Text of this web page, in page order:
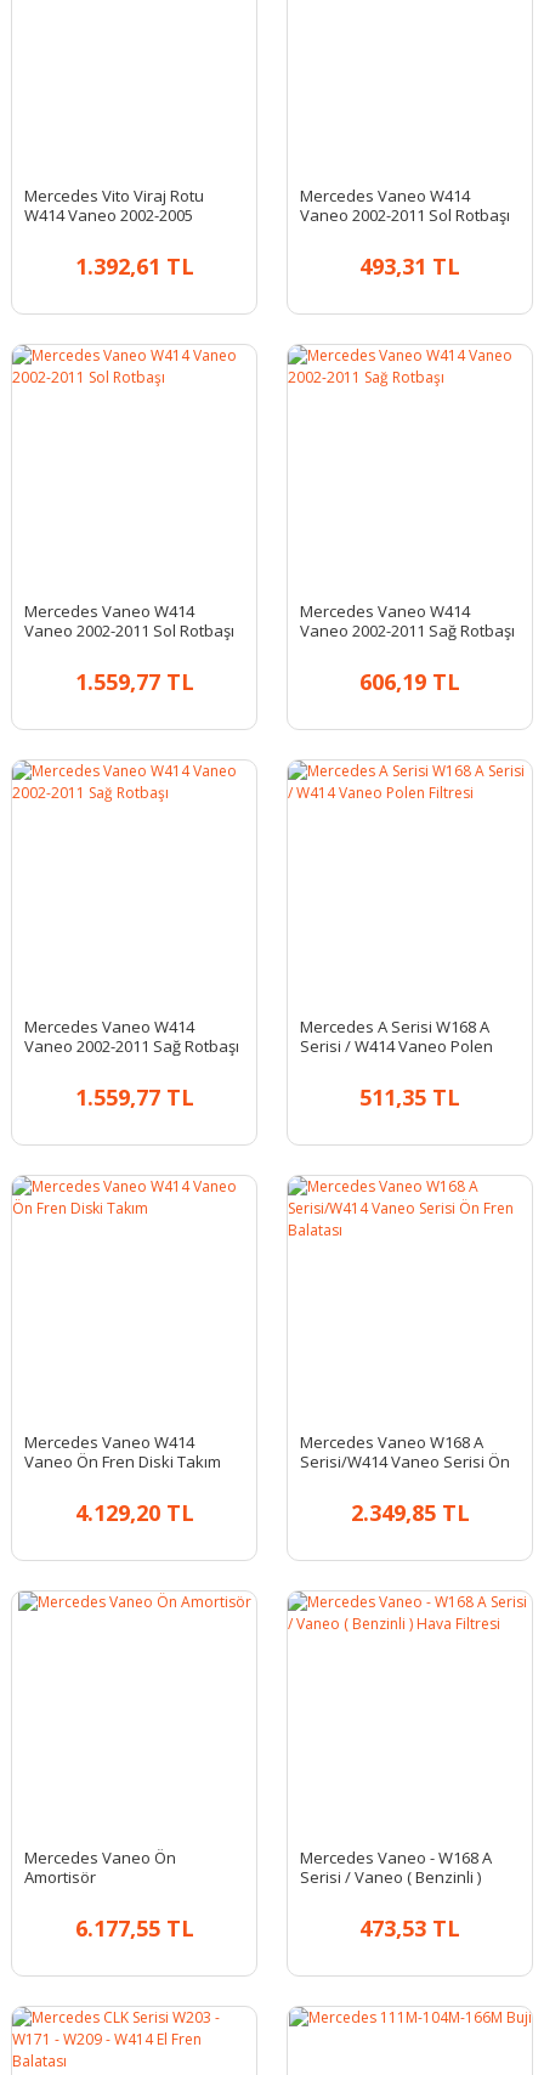
Mercedes Vito Viraj Rotu
W414 Vaneo 2002-2005
1.392,61 TL
Mercedes Vaneo W414
Vaneo 2002-2011 Sol Rotbaşı
493,31 TL
Mercedes Vaneo W414
Vaneo 2002-2011 Sol Rotbaşı
1.559,77 TL
Mercedes Vaneo W414
Vaneo 2002-2011 Sağ Rotbaşı
606,19 TL
Mercedes Vaneo W414
Vaneo 2002-2011 Sağ Rotbaşı
1.559,77 TL
Mercedes A Serisi W168 A
Serisi / W414 Vaneo Polen
511,35 TL
Mercedes Vaneo W414
Vaneo Ön Fren Diski Takım
4.129,20 TL
Mercedes Vaneo W168 A
Serisi/W414 Vaneo Serisi Ön
2.349,85 TL
Mercedes Vaneo Ön
Amortisör
6.177,55 TL
Mercedes Vaneo - W168 A
Serisi / Vaneo ( Benzinli )
473,53 TL